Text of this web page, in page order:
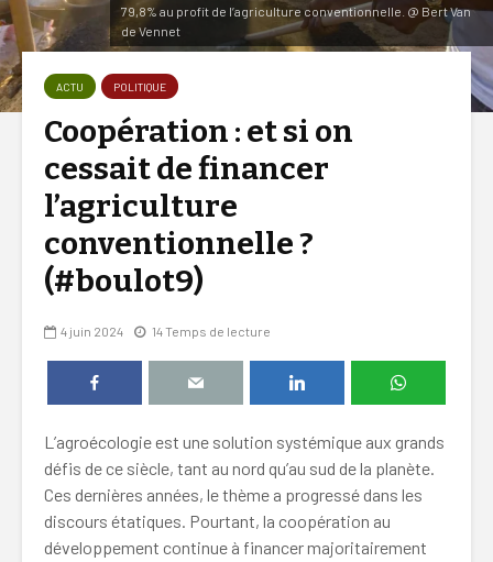
79,8% au profit de l’agriculture conventionnelle. @ Bert Van
de Vennet
ACTU POLITIQUE
Coopération : et si on
cessait de financer
l’agriculture
conventionnelle ?
(#boulot9)
4 juin 2024 14 Temps de lecture
L’agroécologie est une solution systémique aux grands
défis de ce siècle, tant au nord qu’au sud de la planète.
Ces dernières années, le thème a progressé dans les
discours étatiques. Pourtant, la coopération au
développement continue à financer majoritairement